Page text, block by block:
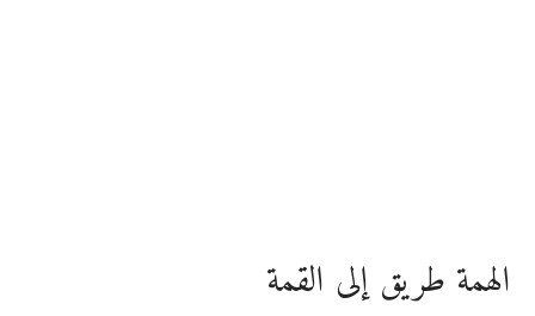
الهمة طريق إلى القمة